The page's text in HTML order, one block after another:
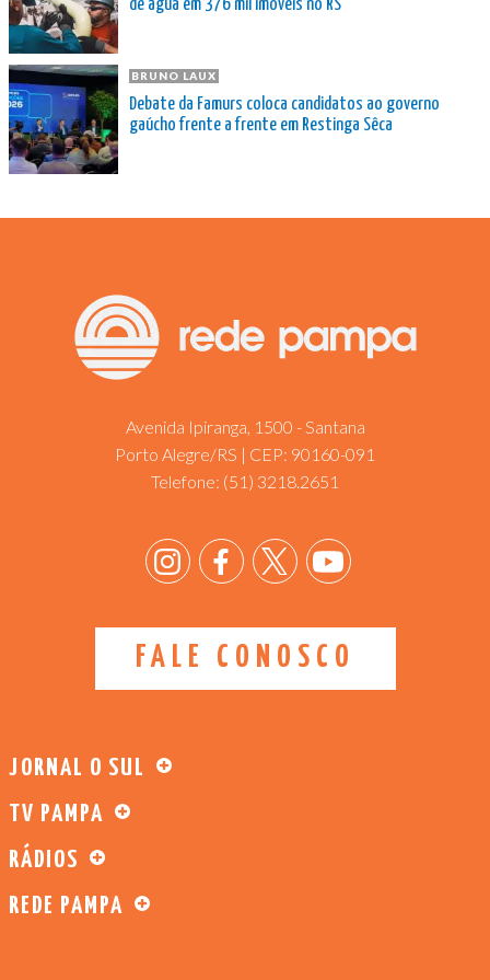
de água em 376 mil imóveis no RS
BRUNO LAUX
Debate da Famurs coloca candidatos ao governo
gaúcho frente a frente em Restinga Sêca
Avenida Ipiranga, 1500 - Santana
Porto Alegre/RS | CEP: 90160-091
Telefone: (51) 3218.2651
FALE CONOSCO
JORNAL O SUL
TV PAMPA
RÁDIOS
REDE PAMPA